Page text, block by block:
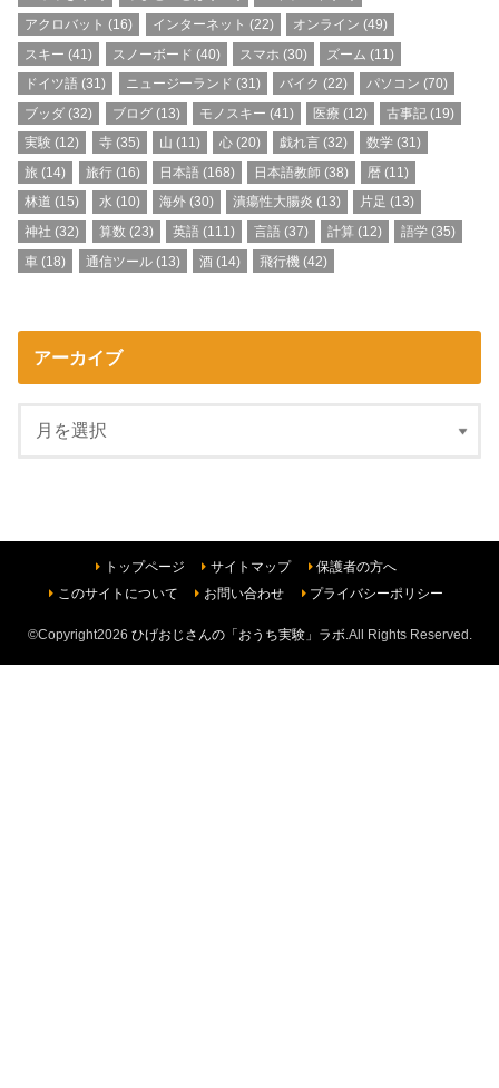
アクロバット (16) インターネット (22) オンライン (49)
スキー (41) スノーボード (40) スマホ (30) ズーム (11)
ドイツ語 (31) ニュージーランド (31) バイク (22) パソコン (70)
ブッダ (32) ブログ(13) モノスキー (41) 医療 (12) 古事記 (19)
実験 (12) 寺(35) 山 (11) 心 (20) 戯れ言 (32) 数学 (31)
旅 (14) 旅行(16) 日本語 (168) 日本語教師 (38) 暦 (11)
林道 (15) 水 (10) 海外(30) 潰瘍性大腸炎 (13) 片足 (13)
神社 (32) 算数 (23) 英語 (111) 言語 (37) 計算 (12) 語学 (35)
車 (18) 通信ツール(13) 酒(14) 飛行機 (42)
アーカイブ
トップページ サイトマップ
保護者の方へ
このサイトについて
お問い合わせ プライバシーポリシー
©Copyright2026 ひげおじさんの「おうち実験」ラボ.All Rights Reserved.